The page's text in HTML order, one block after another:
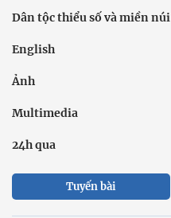
Dân tộc thiểu số và miền núi
English
Ảnh
Multimedia
24h qua
Tuyến bài